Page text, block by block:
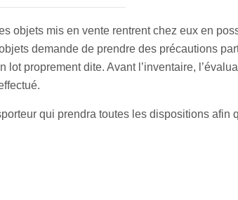
objets mis en vente rentrent chez eux en
demande de prendre des précautions
proprement dite. Avant l’inventaire,
qui prendra toutes les dispositions afin